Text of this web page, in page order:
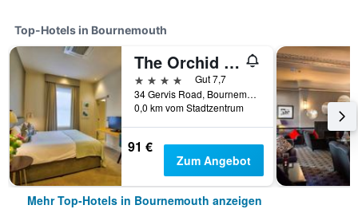
Top-Hotels in Bournemouth
The Orchid Hotel
4 Sterne
Gut 7,7
34 Gervis Road, Bournemouth, Großbritannien
0,0 km vom Stadtzentrum
91 €
Zum Angebot
Mehr Top-Hotels in Bournemouth anzeigen